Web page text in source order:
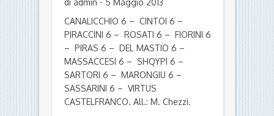
di admin - 5 Maggio 2013
CANALICCHIO 6 – CINTOI 6 –
PIRACCINI 6 – ROSATI 6 – FIORINI 6
– PIRAS 6 – DEL MASTIO 6 –
MASSACCESI 6 – SHQYPI 6 –
SARTORI 6 – MARONGIU 6 –
SASSARINI 6 – VIRTUS
CASTELFRANCO. All.: M. Chezzi.